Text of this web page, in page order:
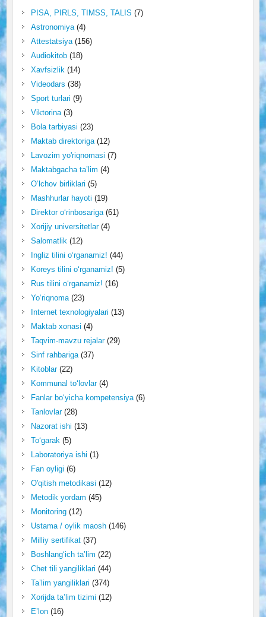
PISA, PIRLS, TIMSS, TALIS (7)
Astronomiya(4)
Attestatsiya(156)
Audiokitob(18)
Xavfsizlik(14)
Videodars (38)
Sport turlari (9)
Viktorina(3)
Bola tarbiyasi (23)
Maktab direktoriga(12)
Lavozim yo'riqnomasi (7)
Maktabgacha ta’lim (4)
O‘lchov birliklari (5)
Mashhurlar hayoti (19)
Direktor o‘rinbosariga(61)
Xorijiy universitetlar(4)
Salomatlik(12)
Ingliz tilini o‘rganamiz! (44)
Koreys tilini o‘rganamiz! (5)
Rus tilini o‘rganamiz! (16)
Yo‘riqnoma(23)
Internet texnologiyalari (13)
Maktab xonasi (4)
Taqvim-mavzu rejalar(29)
Sinf rahbariga(37)
Kitoblar(22)
Kommunal to‘lovlar(4)
Fanlar bo‘yicha kompetensiya(6)
Tanlovlar(28)
Nazorat ishi (13)
To‘garak(5)
Laboratoriya ishi (1)
Fan oyligi (6)
O'qitish metodikasi (12)
Metodik yordam (45)
Monitoring(12)
Ustama / oylik maosh(146)
Milliy sertifikat(37)
Boshlang‘ich ta’lim (22)
Chet tili yangiliklari (44)
Ta’lim yangiliklari (374)
Xorijda ta’lim tizimi (12)
E’lon(16)